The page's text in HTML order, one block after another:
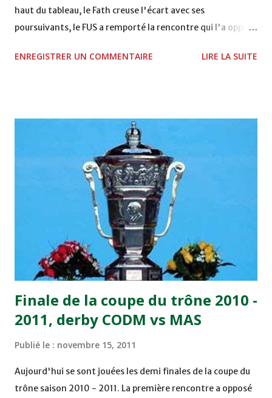
haut du tableau, le Fath creuse l'écart avec ses
poursuivants, le FUS a remporté la rencontre qui l'a opposé
2, Badr Kachani a ouvert la marque à la 38e pour les
joueurs soussis, et ont réussi à mener au score à la dernière
minute du temps réglementaire grâce à un but de Mourad
Benchrifa. Son poursuivant direct le CRA de son coté a
chuté à domicile face à l'OCK sur le score de 0 - 2. La
bonne affaire de la semaine a été réalisée par le Moghreb
de Tetouan qui s'est hissé à la deuxième place après avoir
remporté trois précieux points sur la pelouse du complexe
Moulay Abdallah face aux FAR grâce à un but marqué par
Abdeladim Khadrouf à la 61e...
ENREGISTRER UN COMMENTAIRE LIRE LA SUITE
Finale de la coupe du trône 2010 -
2011, derby CODM vs MAS
Publié le : novembre 15, 2011
Aujourd'hui se sont jouées les demi finales de la coupe du
trône saison 2010 - 2011. La première rencontre a opposé